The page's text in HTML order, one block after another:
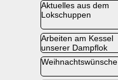
Aktuelles aus dem
Lokschuppen
Arbeiten am Kessel
unserer Dampflok
Weihnachtswünsche